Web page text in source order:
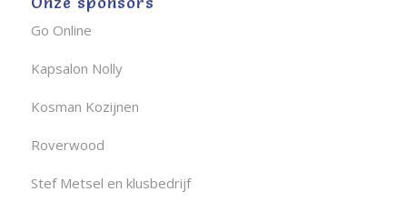
Go Online
Kapsalon Nolly
Kosman Kozijnen
Roverwood
Stef Metsel en klusbedrijf